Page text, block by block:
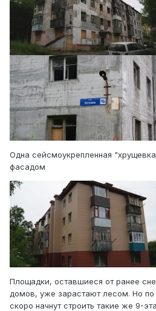
Одна сейсмоукрепленная
фасадом
Площадки, оставшиеся от ранее
домов, уже зарастают лесом. Но по
скоро начнут строить такие же 9-